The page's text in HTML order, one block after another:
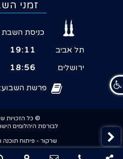
זמני
כניסת השבת
תל אביב
19:11
ירושלים
18:56
פרשת
© כל הזכויות
לבורסת היהלומים
שרקור - פיתוח תוכנה
שיתוף